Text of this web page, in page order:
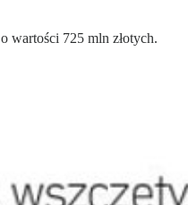
wartości 725 mln złotych.